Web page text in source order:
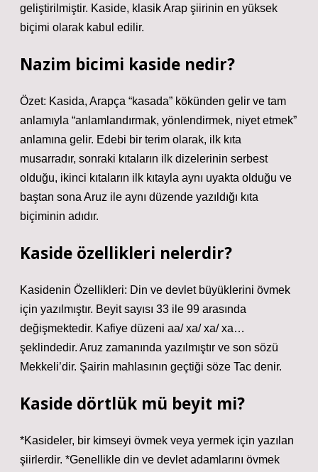
geliştirilmiştir. Kaside, klasik Arap şiirinin en yüksek
biçimi olarak kabul edilir.
Nazim bicimi kaside nedir?
Özet: Kasida, Arapça “kasada” kökünden gelir ve tam
anlamıyla “anlamlandırmak, yönlendirmek, niyet etmek”
anlamına gelir. Edebi bir terim olarak, ilk kıta
musarradır, sonraki kıtaların ilk dizelerinin serbest
olduğu, ikinci kıtaların ilk kıtayla aynı uyakta olduğu ve
baştan sona Aruz ile aynı düzende yazıldığı kıta
biçiminin adıdır.
Kaside özellikleri nelerdir?
Kasidenin Özellikleri: Din ve devlet büyüklerini övmek
için yazılmıştır. Beyit sayısı 33 ile 99 arasında
değişmektedir. Kafiye düzeni aa/ xa/ xa/ xa…
şeklindedir. Aruz zamanında yazılmıştır ve son sözü
Mekkeli’dir. Şairin mahlasının geçtiği söze Tac denir.
Kaside dörtlük mü beyit mi?
*Kasideler, bir kimseyi övmek veya yermek için yazılan
şiirlerdir. *Genellikle din ve devlet adamlarını övmek